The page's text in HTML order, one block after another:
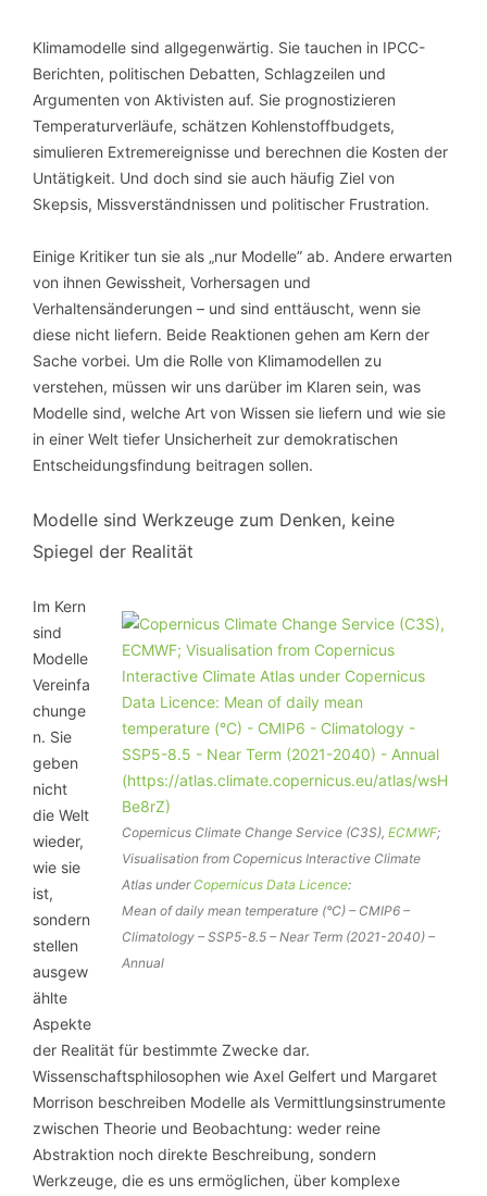
Klimamodelle sind allgegenwärtig. Sie tauchen in IPCC-
Berichten, politischen Debatten, Schlagzeilen und
Argumenten von Aktivisten auf. Sie prognostizieren
Temperaturverläufe, schätzen Kohlenstoffbudgets,
simulieren Extremereignisse und berechnen die Kosten der
Untätigkeit. Und doch sind sie auch häufig Ziel von
Skepsis, Missverständnissen und politischer Frustration.
Einige Kritiker tun sie als „nur Modelle” ab. Andere erwarten
von ihnen Gewissheit, Vorhersagen und
Verhaltensänderungen – und sind enttäuscht, wenn sie
diese nicht liefern. Beide Reaktionen gehen am Kern der
Sache vorbei. Um die Rolle von Klimamodellen zu
verstehen, müssen wir uns darüber im Klaren sein, was
Modelle sind, welche Art von Wissen sie liefern und wie sie
in einer Welt tiefer Unsicherheit zur demokratischen
Entscheidungsfindung beitragen sollen.
Modelle sind Werkzeuge zum Denken, keine
Spiegel der Realität
Copernicus Climate Change Service (C3S), ECMWF;
Visualisation from Copernicus Interactive Climate
Atlas under Copernicus Data Licence:
Mean of daily mean temperature (°C) – CMIP6 –
Climatology – SSP5-8.5 – Near Term (2021-2040) –
Annual
Im Kern
sind
Modelle
Vereinfa
chunge
n. Sie
geben
nicht
die Welt
wieder,
wie sie
ist,
sondern
stellen
ausgew
ählte
Aspekte
der Realität für bestimmte Zwecke dar.
Wissenschaftsphilosophen wie Axel Gelfert und Margaret
Morrison beschreiben Modelle als Vermittlungsinstrumente
zwischen Theorie und Beobachtung: weder reine
Abstraktion noch direkte Beschreibung, sondern
Werkzeuge, die es uns ermöglichen, über komplexe